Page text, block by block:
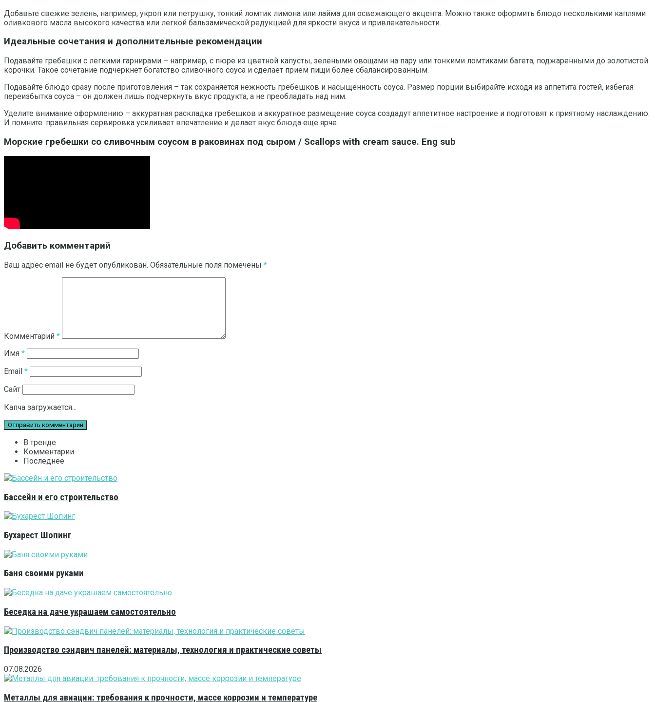
Добавьте свежие зелень, например, укроп или петрушку, тонкий ломтик лимона или лайма для освежающего акцента. Можно также оформить блюдо несколькими каплями
оливкового масла высокого качества или легкой бальзамической редукцией для яркости вкуса и привлекательности.
Идеальные сочетания и дополнительные рекомендации
Подавайте гребешки с легкими гарнирами – например, с пюре из цветной капусты, зелеными овощами на пару или тонкими ломтиками багета, поджаренными до золотистой
корочки. Такое сочетание подчеркнет богатство сливочного соуса и сделает прием пищи более сбалансированным.
Подавайте блюдо сразу после приготовления – так сохраняется нежность гребешков и насыщенность соуса. Размер порции выбирайте исходя из аппетита гостей, избегая
переизбытка соуса – он должен лишь подчеркнуть вкус продукта, а не преобладать над ним.
Уделите внимание оформлению – аккуратная раскладка гребешков и аккуратное размещение соуса создадут аппетитное настроение и подготовят к приятному наслаждению.
И помните: правильная сервировка усиливает впечатление и делает вкус блюда еще ярче.
Морские гребешки со сливочным соусом в раковинах под сыром / Scallops with cream sauce. Eng sub
Добавить комментарий
Ваш адрес email не будет опубликован. Обязательные поля помечены *
Комментарий *
Имя *
Email *
Сайт
Капча загружается...
В тренде
Комментарии
Последнее
Бассейн и его строительство
Бухарест Шопинг
Баня своими руками
Беседка на даче украшаем самостоятельно
Производство сэндвич панелей: материалы, технология и практические советы
07.08.2026
Металлы для авиации: требования к прочности, массе коррозии и температуре